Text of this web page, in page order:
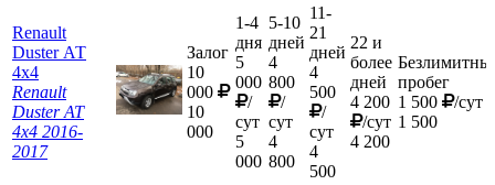
Renault
Duster АТ
4х4
Renault
Duster АТ
4х4 2016-
2017
Залог
10
000
10
000
1-4
дня
5
000
/
сут
5
000
5-10
дней
4
800
/
сут
4
800
11-
21
дней
4
500
/
сут
4
500
22 и
более
дней
4 200
/сут
4 200
пробег
1 500
/сут
1 500